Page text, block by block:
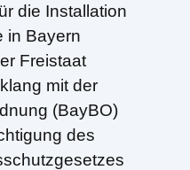
die Installation
in Bayern
Freistaat
mit der
(BayBO)
des